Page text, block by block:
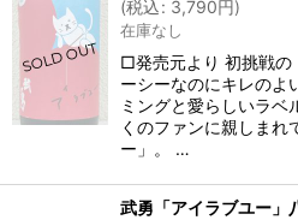
(税込: 3,790円)
在庫なし
□発売元より 初挑戦の
ーシーなのにキレのよ
ミングと愛らしいラベ
くのファンに親しまれ
ー」。 …
武勇「アイラブユー」